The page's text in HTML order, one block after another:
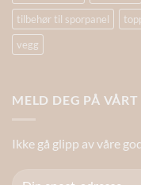
tilbehør til sporpanel
vegg
MELD DEG PÅ
Ikke gå glipp av våre